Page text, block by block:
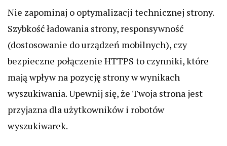
Nie zapominaj o optymalizacji technicznej strony.
Szybkość ładowania strony, responsywność
(dostosowanie do urządzeń mobilnych), czy
bezpieczne połączenie HTTPS to czynniki, które
mają wpływ na pozycję strony w wynikach
wyszukiwania. Upewnij się, że Twoja strona jest
przyjazna dla użytkowników i robotów
wyszukiwarek.